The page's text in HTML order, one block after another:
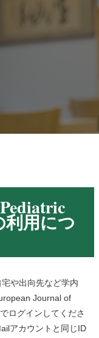
利用につ
や出向先など学内
Journal of
ログインしてくださ
アカウントと同じID